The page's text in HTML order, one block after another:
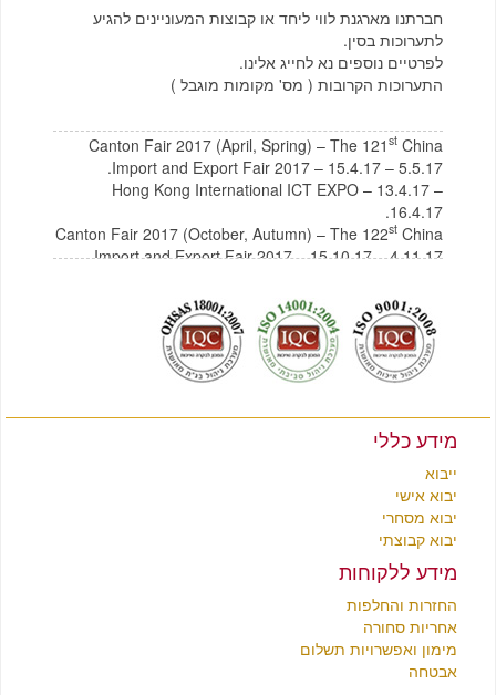
חברתנו מארגנת לווי ליחד או קבוצות המעוניינים להגיע
לתערוכות בסין.
לפרטיים נוספים נא לחייג אלינו.
התערוכות הקרובות ( מס' מקומות מוגבל )
Canton Fair 2017 (April, Spring) – The 121 stChina
Import and Export Fair 2017 – 15.4.17 – 5.5.17.
Hong Kong International ICT EXPO – 13.4.17 –
16.4.17.
Canton Fair 2017 (October, Autumn) – The 122 stChina
Import and Export Fair 2017 – 15.10.17 – 4.11.17
לצפייה בקטלוג רהיטים מסיןלחץ כאן
מידע כללי
ייבוא
יבוא אישי
יבוא מסחרי
יבוא קבוצתי
מידע ללקוחות
החזרות והחלפות
אחריות סחורה
מימון ואפשרויות תשלום
אבטחה